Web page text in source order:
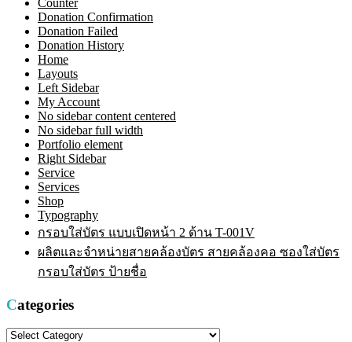
Counter
Donation Confirmation
Donation Failed
Donation History
Home
Layouts
Left Sidebar
My Account
No sidebar content centered
No sidebar full width
Portfolio element
Right Sidebar
Service
Services
Shop
Typography
กรอบใส่บัตร แบบเปิดหน้า 2 ด้าน T-001V
ผลิตและจำหน่ายสายคล้องบัตร สายคล้องคอ ซองใส่บัตร
กรอบใส่บัตร ป้ายชื่อ
Categories
Categories